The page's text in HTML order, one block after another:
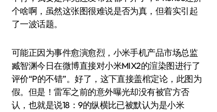
个啥啊，虽然这张图很难说是否为真，但着实引起
了一波话题。
可能正因为事件愈演愈烈，小米手机产品市场总监
臧智渊今日在微博直接对小米MIX2的渲染图进行了
评价“P的不错”。好了，这下直接盖棺定论，此图为
假。但是！雷军之前的意外曝光却没有被官方否
认，也就是说18：9的纵横比已被默认为是小米